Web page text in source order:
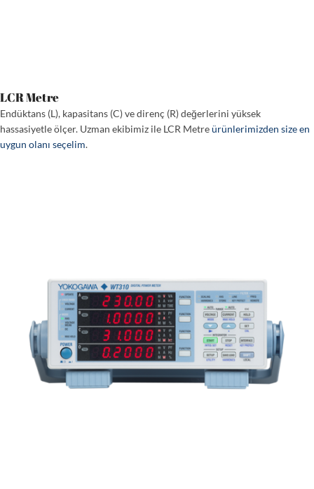
LCR Metre
Endüktans (L), kapasitans (C) ve direnç (R) değerlerini yüksek
hassasiyetle ölçer. Uzman ekibimiz ile LCR Metreürünlerimizden size en
uygun olanı seçelim.